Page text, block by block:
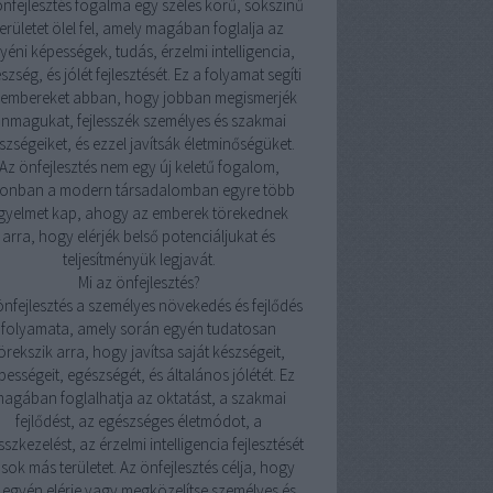
fogalma egy széles körű, sokszínű
ölel fel, amely magában foglalja az
képességek, tudás, érzelmi intelligencia,
és jólét fejlesztését. Ez a folyamat segíti
abban, hogy jobban megismerjék
fejlesszék személyes és szakmai
és ezzel javítsák életminőségüket.
Az önfejlesztés nem egy új keletű fogalom,
a modern társadalomban egyre több
kap, ahogy az emberek törekednek
arra, hogy elérjék belső potenciáljukat és
teljesítményük legjavát.
Mi az önfejlesztés?
a személyes növekedés és fejlődés
folyamata, amely során egyén tudatosan
arra, hogy javítsa saját készségeit,
egészségét, és általános jólétét. Ez
foglalhatja az oktatást, a szakmai
fejlődést, az egészséges életmódot, a
az érzelmi intelligencia fejlesztését
sok más területet. Az önfejlesztés célja, hogy